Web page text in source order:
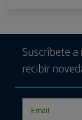
Suscríbete
recibir